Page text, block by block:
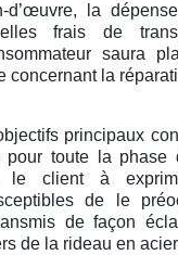
d’œuvre, la
frais de
saura
concernant la
principaux
pour toute la phase
le client à
de le
de façon
de la rideau en